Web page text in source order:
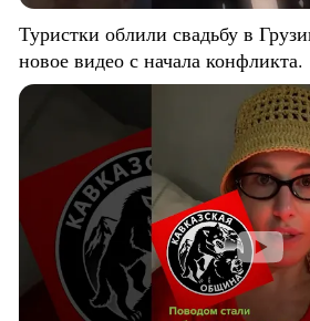
Туристки облили свадьбу в
новое видео с начала конфликта.